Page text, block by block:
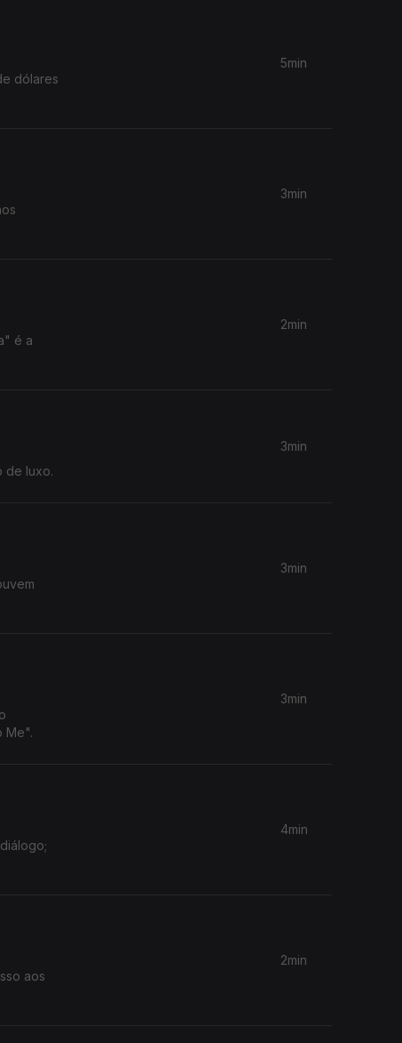
dólares
5min
3min
é a
2min
de luxo.
3min
3min
Me".
3min
4min
aos
2min